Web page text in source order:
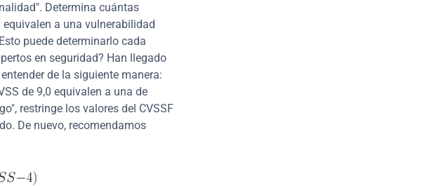
Determina cuántas
a una vulnerabilidad
puede determinarlo cada
en seguridad? Han llegado
de la siguiente manera:
de 9,0 equivalen a una de
restringe los valores del CVSSF
De nuevo, recomendamos